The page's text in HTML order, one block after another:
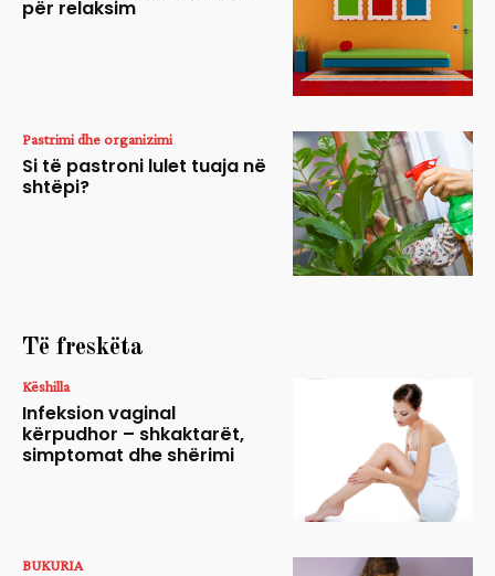
për relaksim
Pastrimi dhe organizimi
Si të pastroni lulet tuaja në
shtëpi?
Të freskëta
Këshilla
Infeksion vaginal
kërpudhor – shkaktarët,
simptomat dhe shërimi
BUKURIA